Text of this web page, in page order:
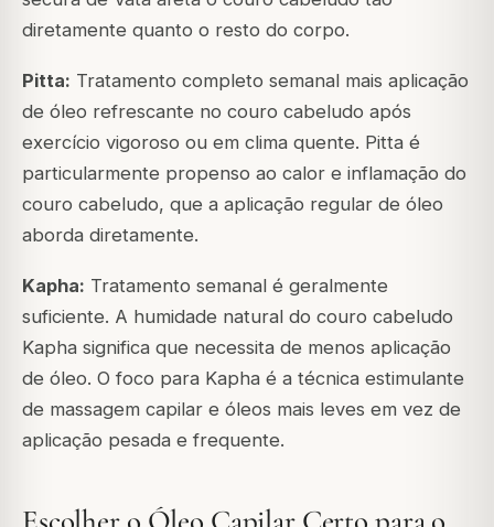
diretamente quanto o resto do corpo.
Pitta: Tratamento completo semanal mais aplicação
de óleo refrescante no couro cabeludo após
exercício vigoroso ou em clima quente. Pitta é
particularmente propenso ao calor e inflamação do
couro cabeludo, que a aplicação regular de óleo
aborda diretamente.
Kapha: Tratamento semanal é geralmente
suficiente. A humidade natural do couro cabeludo
Kapha significa que necessita de menos aplicação
de óleo. O foco para Kapha é a técnica estimulante
de massagem capilar e óleos mais leves em vez de
aplicação pesada e frequente.